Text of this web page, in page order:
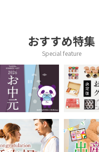
おすすめ特集
Special feature